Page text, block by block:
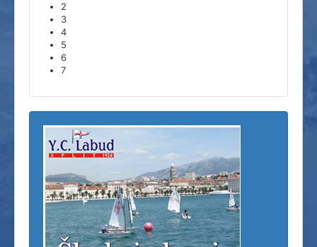
2
3
4
5
6
7